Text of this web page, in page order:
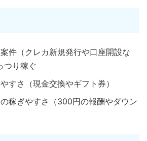
件（クレカ新規発行や口座開設な
つり稼ぐ
すさ（現金交換やギフト券）
稼ぎやすさ（300円の報酬やダウン